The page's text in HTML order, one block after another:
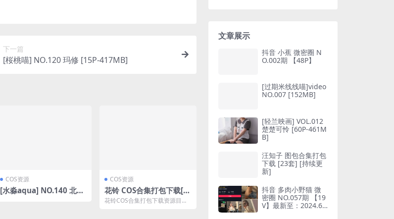
下一篇
[桜桃喵] NO.120 玛修 [15P-417MB]
COS资源
[水淼aqua] NO.140 北斗
COS资源
花铃 COS合集打包下载[3
6 套] [持续更新]
花铃COS合集打包下载资源目录
文章展示
抖音 小蕉 微密圈 N
O.002期 【48P】
[过期米线线喵]video
NO.007 [152MB]
[轻兰映画] VOL.012
楚楚可怜 [60P-461M
B]
汪知子 图包合集打包
下载 [23套] [持续更
新]
抖音 多肉小野猫 微
密圈 NO.057期 【19
V】最新至：2024.6.